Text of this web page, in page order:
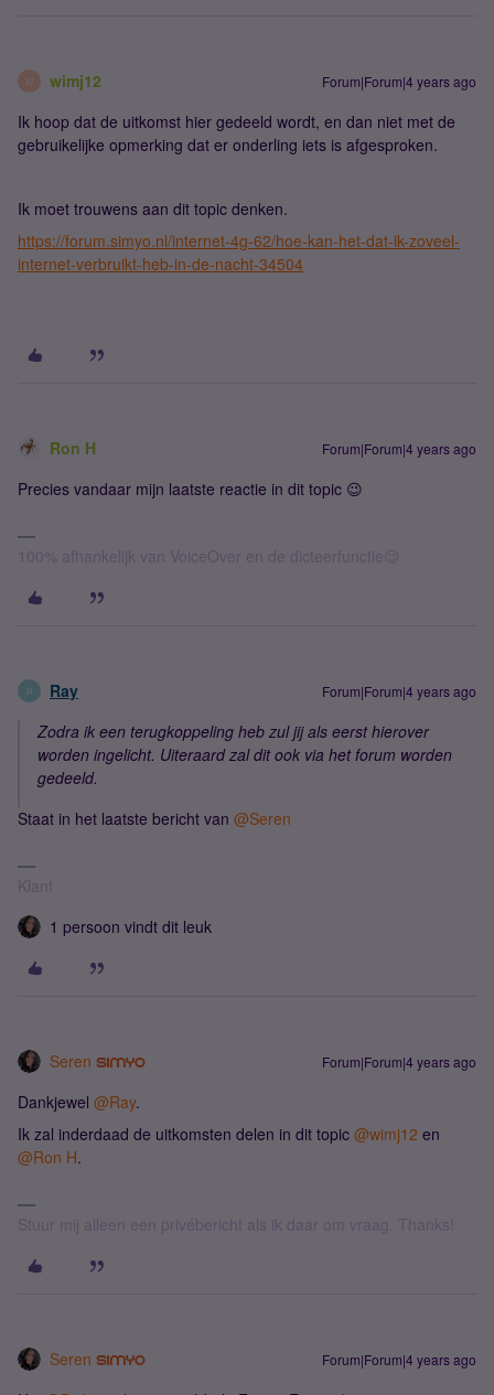
W wimj12 Forum|Forum|4 years ago
Ik hoop dat de uitkomst hier gedeeld wordt, en dan niet met de
gebruikelijke opmerking dat er onderling iets is afgesproken.
Ik moet trouwens aan dit topic denken.
https://forum.simyo.nl/internet-4g-62/hoe-kan-het-dat-ik-zoveel-
internet-verbruikt-heb-in-de-nacht-34504
Ron H Forum|Forum|4 years ago
Precies vandaar mijn laatste reactie in dit topic 😉
100% afhankelijk van VoiceOver en de dicteerfunctie😉
R Ray Forum|Forum|4 years ago
Zodra ik een terugkoppeling heb zul jij als eerst hierover
worden ingelicht. Uiteraard zal dit ook via het forum worden
gedeeld.
Staat in het laatste bericht van @Seren
Klant
1 persoon vindt dit leuk
Seren Forum|Forum|4 years ago
Dankjewel @Ray.
Ik zal inderdaad de uitkomsten delen in dit topic @wimj12 en
@Ron H.
Stuur mij alleen een privébericht als ik daar om vraag. Thanks!
Seren Forum|Forum|4 years ago